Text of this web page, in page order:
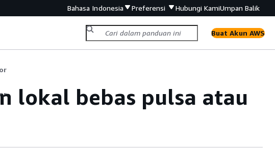
Bahasa Indonesia Preferensi Hubungi KamiUmpan Balik
Buat Akun AWS
lokal bebas pulsa atau